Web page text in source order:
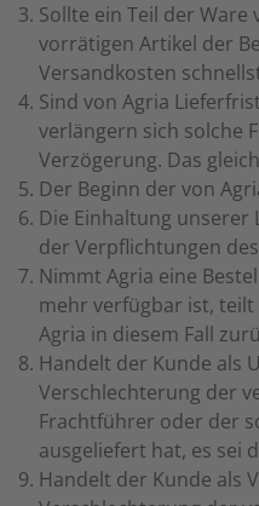
Sollte ein Teil der
vorrätigen Artikel der
Versandkosten
Sind von Agria
verlängern sich solche
Verzögerung. Das
Der Beginn der von
Die Einhaltung unserer
der Verpflichtungen
Nimmt Agria eine
mehr verfügbar ist, teilt
Agria in diesem Fall
Handelt der Kunde als
Verschlechterung der
Frachtführer oder der
ausgeliefert hat, es sei
Handelt der Kunde als